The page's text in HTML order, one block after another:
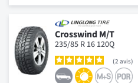
Crosswind M/T
235/85 R 16 120Q
2 avis